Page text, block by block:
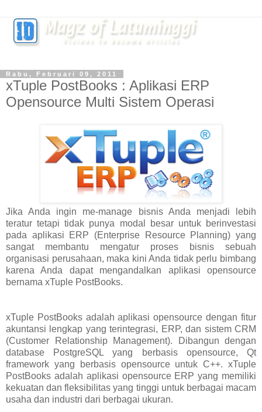
Rabu, Februari 09, 2011
xTuple PostBooks : Aplikasi ERP
Opensource Multi Sistem Operasi
Jika Anda ingin me-manage bisnis Anda menjadi lebih
teratur tetapi tidak punya modal besar untuk berinvestasi
pada aplikasi ERP (Enterprise Resource Planning) yang
sangat membantu mengatur proses bisnis sebuah
organisasi perusahaan, maka kini Anda tidak perlu bimbang
karena Anda dapat mengandalkan aplikasi opensource
bernama xTuple PostBooks.
xTuple PostBooks adalah aplikasi opensource dengan fitur
akuntansi lengkap yang terintegrasi, ERP, dan sistem CRM
(Customer Relationship Management). Dibangun dengan
database PostgreSQL yang berbasis opensource, Qt
framework yang berbasis opensource untuk C++. xTuple
PostBooks adalah aplikasi opensource ERP yang memiliki
kekuatan dan fleksibilitas yang tinggi untuk berbagai macam
usaha dan industri dari berbagai ukuran.